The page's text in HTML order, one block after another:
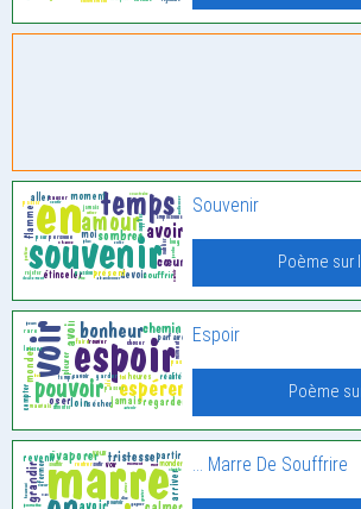
Souvenir
Poème sur
Espoir
Poème
… Marre De Souffrire